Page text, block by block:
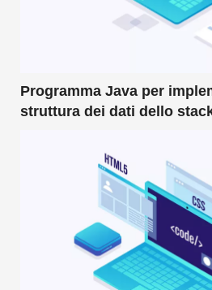
Programma Java per
struttura dei dati dello